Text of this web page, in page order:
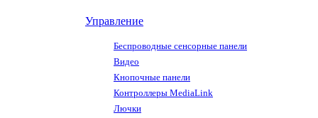
Управление
Беспроводные сенсорные панели
Видео
Кнопочные панели
Контроллеры MediaLink
Лючки